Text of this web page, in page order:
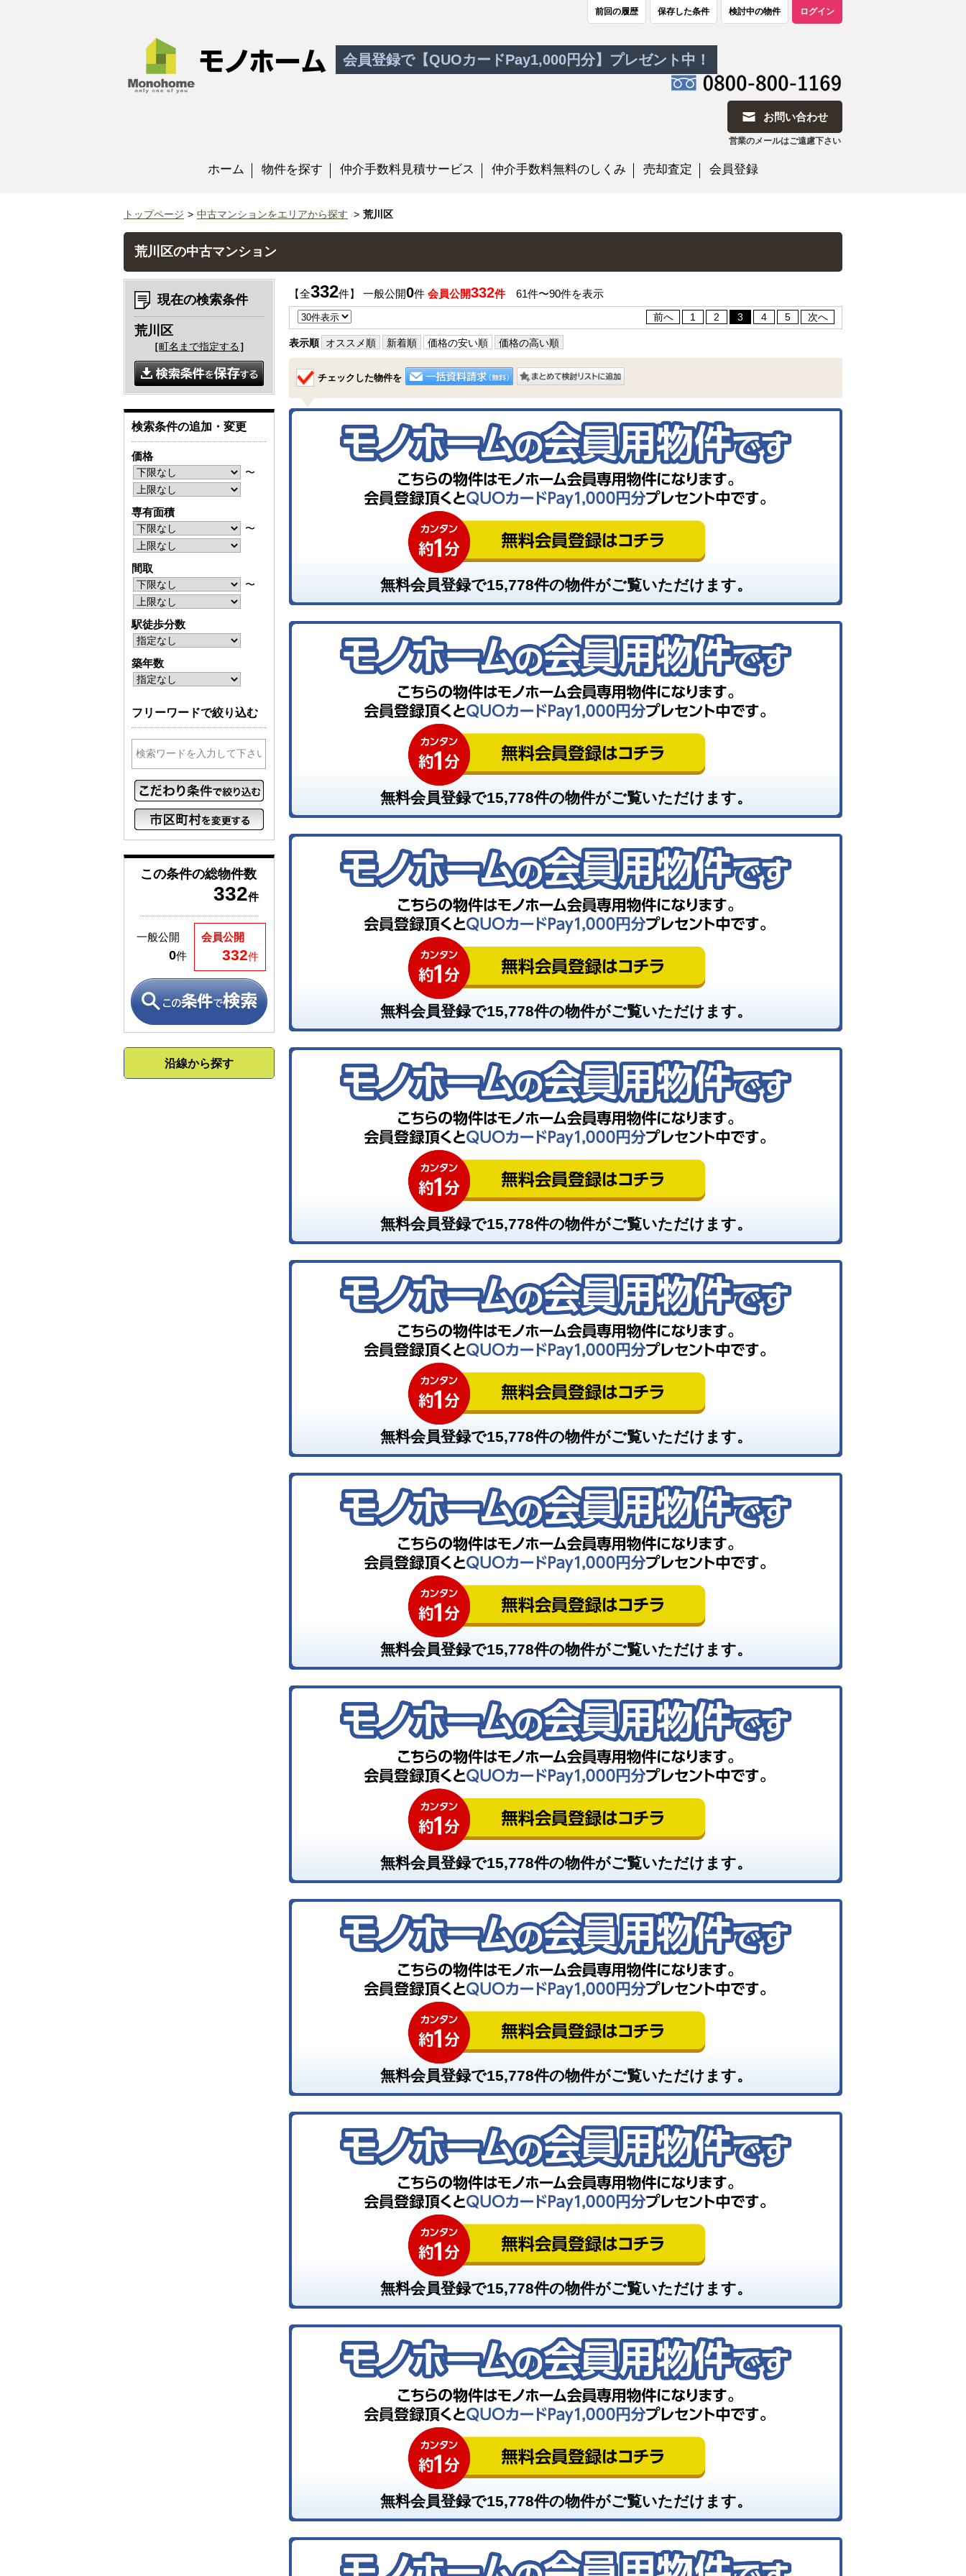
前回の履歴 保存した条件 検討中の物件 ログイン
会員登録で【QUOカードPay1,000円分】プレゼント中！
お問い合わせ
営業のメールはご遠慮下さい
ホーム 物件を探す 仲介手数料見積サービス 仲介手数料無料のしくみ 売却査定 会員登録
トップページ 中古マンションをエリアから探す 荒川区
荒川区の中古マンション
【全332件】 一般公開0件 会員公開332件61件〜90件を表示
前へ 1 2 3 4 5 次へ
表示順 オススメ順 新着順 価格の安い順 価格の高い順
チェックした物件を
無料会員登録で15,778件の物件がご覧いただけます。
無料会員登録で15,778件の物件がご覧いただけます。
無料会員登録で15,778件の物件がご覧いただけます。
無料会員登録で15,778件の物件がご覧いただけます。
無料会員登録で15,778件の物件がご覧いただけます。
無料会員登録で15,778件の物件がご覧いただけます。
無料会員登録で15,778件の物件がご覧いただけます。
無料会員登録で15,778件の物件がご覧いただけます。
無料会員登録で15,778件の物件がご覧いただけます。
無料会員登録で15,778件の物件がご覧いただけます。
現在の検索条件
荒川区
［町名まで指定する ］
検索条件の追加・変更
価格
〜
専有面積
〜
間取
〜
駅徒歩分数
築年数
フリーワードで絞り込む
この条件の総物件数
332件
会員公開
332件
一般公開
0件
沿線から探す